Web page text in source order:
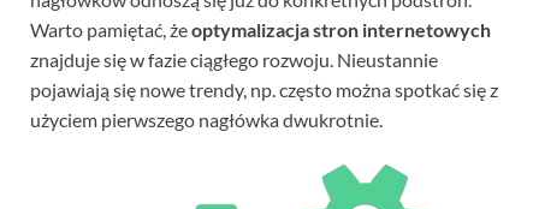
Warto pamiętać, żeoptymalizacja stron internetowych
znajduje się w fazie ciągłego rozwoju. Nieustannie
pojawiają się nowe trendy, np. często można spotkać się z
użyciem pierwszego nagłówka dwukrotnie.